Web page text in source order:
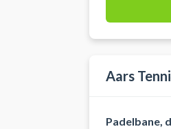
Aars
Padelbane,